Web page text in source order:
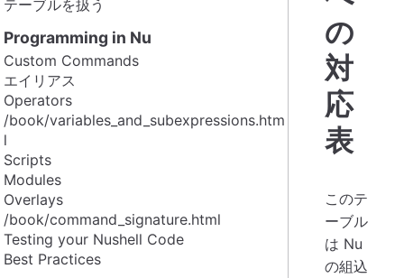
テーブルを扱う
Programming in Nu
Custom Commands
エイリアス
Operators
/book/variables_and_subexpressions.htm
l
Scripts
Modules
Overlays
/book/command_signature.html
Testing your Nushell Code
Best Practices
の
対
応
表
このテ
ーブル
は Nu
の組込